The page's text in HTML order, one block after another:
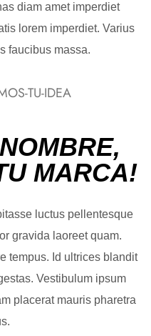
diam amet imperdiet
lorem imperdiet. Varius
faucibus massa.
MARCA!
luctus pellentesque
gravida laoreet quam.
tempus. Id ultrices blandit
Vestibulum ipsum
placerat mauris pharetra